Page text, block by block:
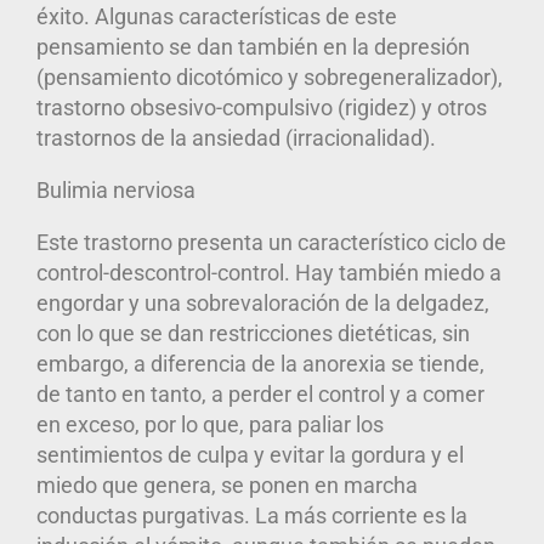
éxito. Algunas características de este
pensamiento se dan también en la depresión
(pensamiento dicotómico y sobregeneralizador),
trastorno obsesivo-compulsivo (rigidez) y otros
trastornos de la ansiedad (irracionalidad).
Bulimia nerviosa
Este trastorno presenta un característico ciclo de
control-descontrol-control. Hay también miedo a
engordar y una sobrevaloración de la delgadez,
con lo que se dan restricciones dietéticas, sin
embargo, a diferencia de la anorexia se tiende,
de tanto en tanto, a perder el control y a comer
en exceso, por lo que, para paliar los
sentimientos de culpa y evitar la gordura y el
miedo que genera, se ponen en marcha
conductas purgativas. La más corriente es la